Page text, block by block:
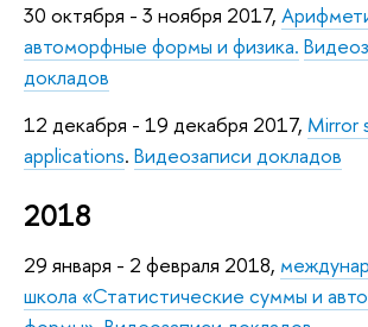
30 октября - 3 ноября 2017,
автоморфные формы и физика.
докладов
12 декабря - 19 декабря 2017, Mirror
applications. Видеозаписи докладов
2018
29 января - 2 февраля 2018,
школа «Статистические суммы и